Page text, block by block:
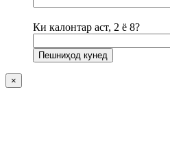
Ки калонтар аст, 2 ё 8?
×